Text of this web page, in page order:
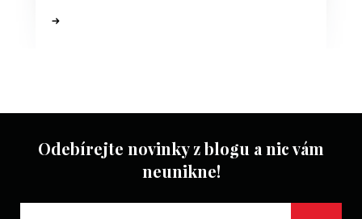
Odebírejte novinky z blogu a nic vám
neunikne!